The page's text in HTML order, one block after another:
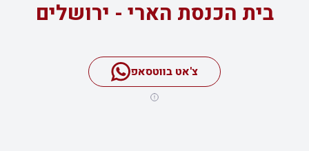
בית הכנסת הארי - ירושלים
צ'אט בווטסאפ